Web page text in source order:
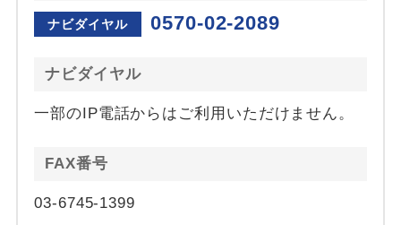
ナビダイヤル 0570-02-2089
ナビダイヤル
一部のIP電話からはご利用いただけません。
FAX番号
03-6745-1399